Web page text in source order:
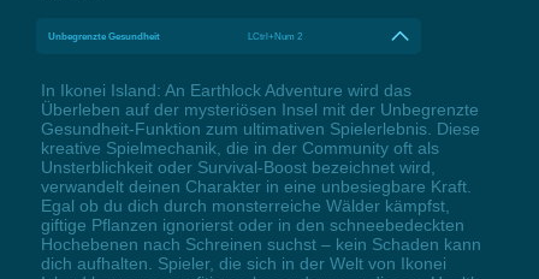
Unbegrenzte Gesundheit LCtrl+Num 2
In Ikonei Island: An Earthlock Adventure wird das
Überleben auf der mysteriösen Insel mit der Unbegrenzte
Gesundheit-Funktion zum ultimativen Spielerlebnis. Diese
kreative Spielmechanik, die in der Community oft als
Unsterblichkeit oder Survival-Boost bezeichnet wird,
verwandelt deinen Charakter in eine unbesiegbare Kraft.
Egal ob du dich durch monsterreiche Wälder kämpfst,
giftige Pflanzen ignorierst oder in den schneebedeckten
Hochebenen nach Schreinen suchst – kein Schaden kann
dich aufhalten. Spieler, die sich in der Welt von Ikonei